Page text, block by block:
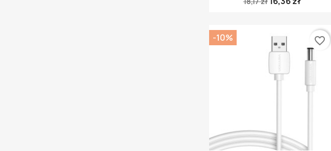
-10% favorite_border